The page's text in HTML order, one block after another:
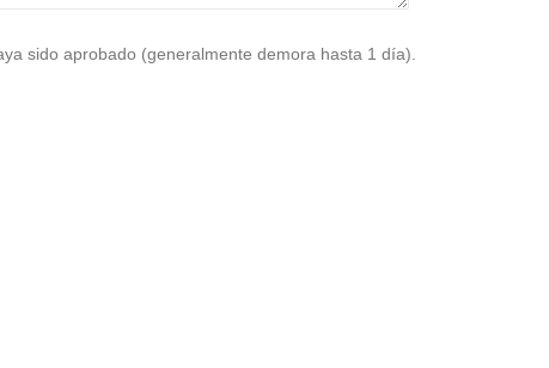
sido aprobado (generalmente demora hasta 1 día).